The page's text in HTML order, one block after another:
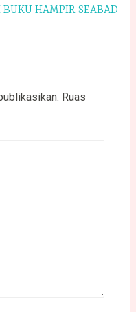
BUKU HAMPIR SEABAD
Ruas